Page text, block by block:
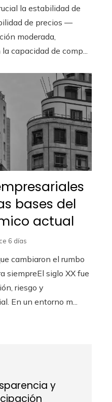
la estabilidad de
de precios —
moderada,
capacidad de comp...
bases del
actual
6 días
cambiaron el rumbo
siempreEl siglo XX fue
riesgo y
En un entorno m...
y